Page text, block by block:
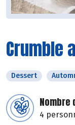
Crumble
Dessert
Nombre
4